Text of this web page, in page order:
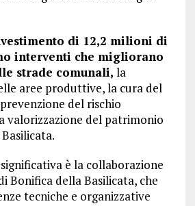
di 12,2 milioni di
interventi che migliorano
strade comunali, la
aree produttive, la cura del
del rischio
valorizzazione del patrimonio
è la collaborazione
Bonifica della Basilicata, che
tecniche e organizzative